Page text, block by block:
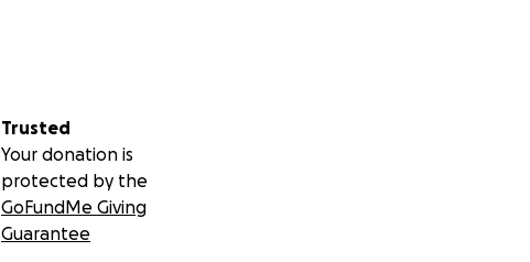
Trusted
Your donation is
protected by the
GoFundMe Giving
Guarantee